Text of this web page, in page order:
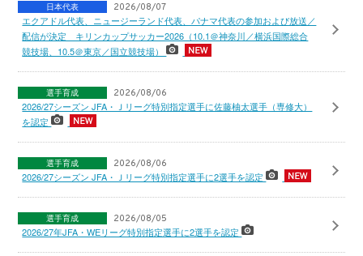
日本代表 2026/08/07
エクアドル代表、ニュージーランド代表、パナマ代表の参加および放送／
配信が決定 キリンカップサッカー2026（10.1＠神奈川／横浜国際総合
競技場、10.5＠東京／国立競技場）
選手育成 2026/08/06
2026/27シーズン JFA・Ｊリーグ特別指定選手に佐藤柚太選手（専修大）
を認定
選手育成 2026/08/06
2026/27シーズン JFA・Ｊリーグ特別指定選手に2選手を認定
選手育成 2026/08/05
2026/27年JFA・WEリーグ特別指定選手に2選手を認定